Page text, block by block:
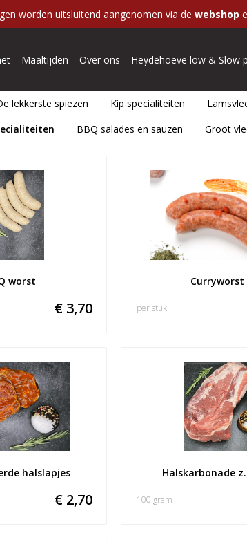
worden uitsluitend aangenomen via de webshop
Maaltijden Over ons Heydehoeve low & Slow
lekkerste spiezen Kip specialiteiten
BBQ salades en sauzen Groot
worst
€ 3,70
Curryworst
per stuk
halslapjes
€ 2,70
Halskarbonade
100 gram